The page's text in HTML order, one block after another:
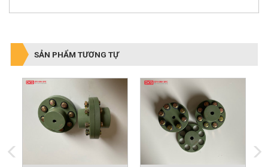
SẢN PHẨM TƯƠNG TỰ